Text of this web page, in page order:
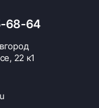
68-64
22 к1